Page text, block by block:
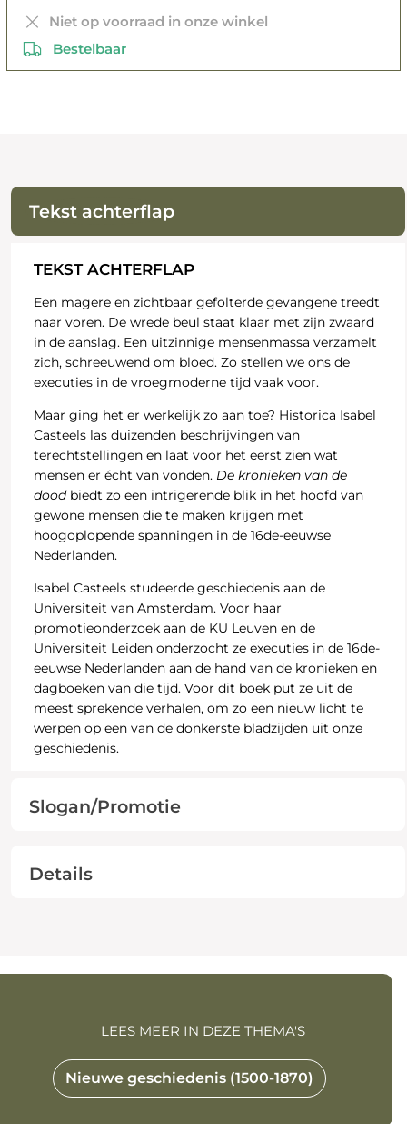
Niet op voorraad in onze winkel
Bestelbaar
Tekst achterflap
TEKST ACHTERFLAP
Een magere en zichtbaar gefolterde gevangene treedt
naar voren. De wrede beul staat klaar met zijn zwaard
in de aanslag. Een uitzinnige mensenmassa verzamelt
zich, schreeuwend om bloed. Zo stellen we ons de
executies in de vroegmoderne tijd vaak voor.
Maar ging het er werkelijk zo aan toe? Historica Isabel
Casteels las duizenden beschrijvingen van
terechtstellingen en laat voor het eerst zien wat
mensen er écht van vonden. De kronieken van de
doodbiedt zo een intrigerende blik in het hoofd van
gewone mensen die te maken krijgen met
hoogoplopende spanningen in de 16de-eeuwse
Nederlanden.
Isabel Casteels studeerde geschiedenis aan de
Universiteit van Amsterdam. Voor haar
promotieonderzoek aan de KU Leuven en de
Universiteit Leiden onderzocht ze executies in de 16de-
eeuwse Nederlanden aan de hand van de kronieken en
dagboeken van die tijd. Voor dit boek put ze uit de
meest sprekende verhalen, om zo een nieuw licht te
werpen op een van de donkerste bladzijden uit onze
geschiedenis.
Slogan/Promotie
Details
Nieuwe geschiedenis (1500-1870)
LEES MEER IN DEZE THEMA'S